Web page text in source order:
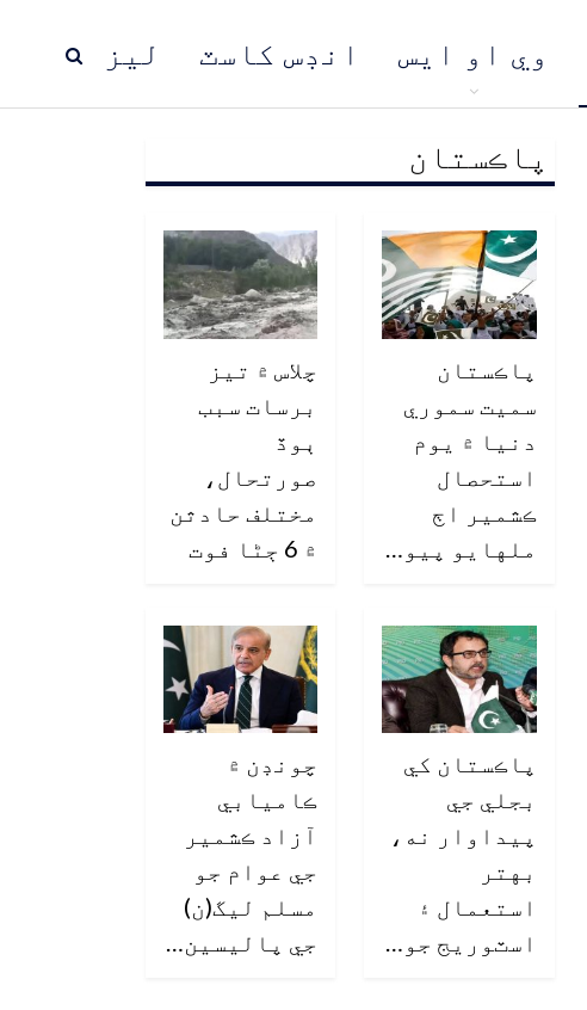
ليز انڊس کاسٽ وي او ايس
پاڪستان مُنڍ
پاڪستان
پاڪستان
سميت سموري
دنيا ۾ يوم
استحصال
ڪشمير اڄ
ملهايو پيو…
چلاس ۾ تيز
برسات سبب
ٻوڏ
صورتحال،
مختلف حادثن
۾ 6 ڄڻا فوت
پاڪستان کي
بجلي جي
پيداوار نه،
بهتر
استعمال ۽
اسٽوريج جو…
چونڊن ۾
ڪاميابي
آزاد ڪشمير
جي عوام جو
مسلم ليگ(ن)
جي پاليسين…